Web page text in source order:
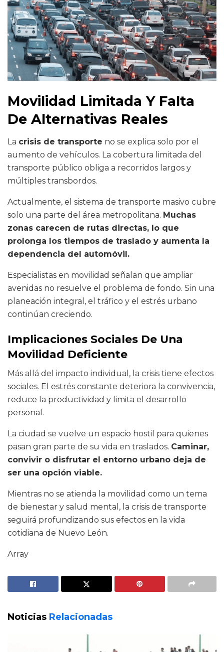
Movilidad Limitada Y Falta
De Alternativas Reales
La crisis de transporte no se explica solo por el
aumento de vehículos. La cobertura limitada del
transporte público obliga a recorridos largos y
múltiples transbordos.
Actualmente, el sistema de transporte masivo cubre
solo una parte del área metropolitana. Muchas
zonas carecen de rutas directas, lo que
prolonga los tiempos de traslado y aumenta la
dependencia del automóvil.
Especialistas en movilidad señalan que ampliar
avenidas no resuelve el problema de fondo. Sin una
planeación integral, el tráfico y el estrés urbano
continúan creciendo.
Implicaciones Sociales De Una
Movilidad Deficiente
Más allá del impacto individual, la crisis tiene efectos
sociales. El estrés constante deteriora la convivencia,
reduce la productividad y limita el desarrollo
personal.
La ciudad se vuelve un espacio hostil para quienes
pasan gran parte de su vida en traslados. Caminar,
convivir o disfrutar el entorno urbano deja de
ser una opción viable.
Mientras no se atienda la movilidad como un tema
de bienestar y salud mental, la crisis de transporte
seguirá profundizando sus efectos en la vida
cotidiana de Nuevo León.
Array
Noticias Relacionadas